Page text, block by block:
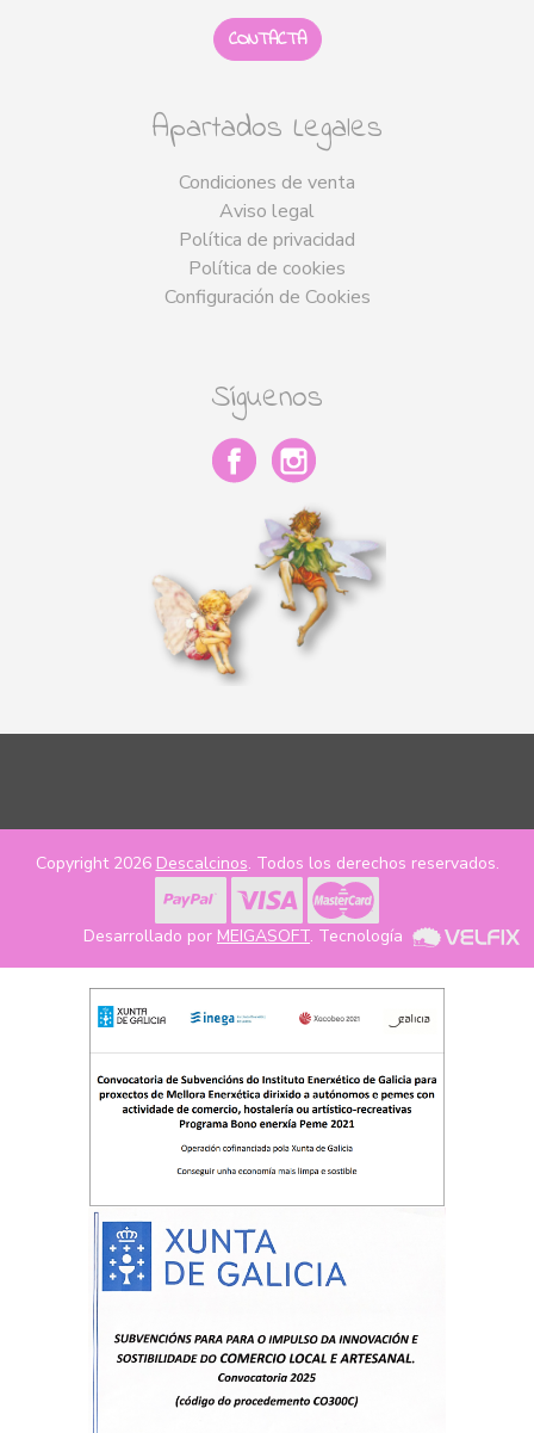
CONTACTA
Apartados Legales
Condiciones de venta
Aviso legal
Política de privacidad
Política de cookies
Configuración de Cookies
Síguenos
Copyright 2026 Descalcinos. Todos los derechos reservados.
Desarrollado por MEIGASOFT. Tecnología